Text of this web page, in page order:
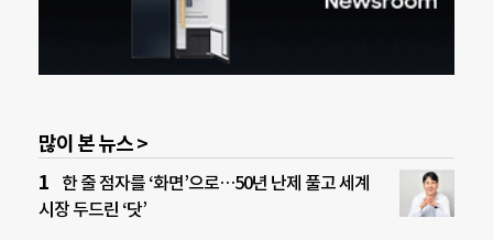
많이 본 뉴스 >
한 줄 점자를 ‘화면’으로…50년 난제 풀고 세계
시장 두드린 ‘닷’